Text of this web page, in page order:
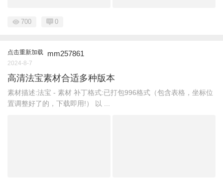
700 0
点击重新加载 mm257861
2024-8-7
高清法宝素材合适多种版本
素材描述:法宝 - 素材 补丁格式:已打包996格式（包含表格，坐标位
置调整好了的，下载即用!） 以 ...